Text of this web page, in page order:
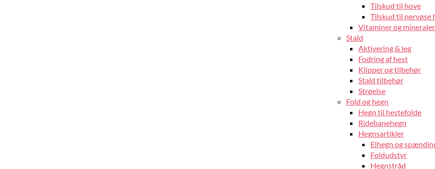
Tilskud til hove
Tilskud til nervøse
Vitaminer og
Stald
Aktivering & leg
Fodring af hest
Klipper og tilbehør
Stald tilbehør
Strøelse
Fold og hegn
Hegn til hestefolde
Ridebanehegn
Hegnsartikler
Elhegn og
Foldudstyr
Hegnstråd